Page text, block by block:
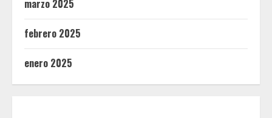
marzo 2025
febrero 2025
enero 2025